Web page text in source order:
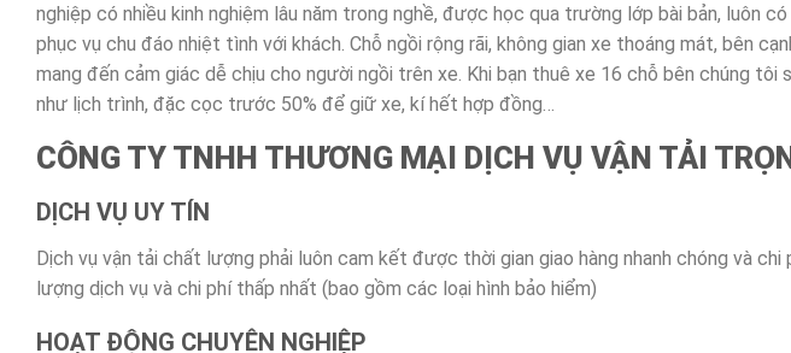
nghiệp có nhiều kinh nghiệm lâu năm trong nghề, được học qua trường lớp bài bản, luôn
phục vụ chu đáo nhiệt tình với khách. Chỗ ngồi rộng rãi, không gian xe thoáng mát, bên
mang đến cảm giác dễ chịu cho người ngồi trên xe. Khi bạn thuê xe 16 chỗ bên chúng
như lịch trình, đặc cọc trước 50% để giữ xe, kí hết hợp đồng…
CÔNG TY TNHH THƯƠNG MẠI DỊCH VỤ VẬN TẢI
DỊCH VỤ UY TÍN
Dịch vụ vận tải chất lượng phải luôn cam kết được thời gian giao hàng nhanh chóng và
lượng dịch vụ và chi phí thấp nhất (bao gồm các loại hình bảo hiểm)
HOẠT ĐỘNG CHUYÊN NGHIỆP